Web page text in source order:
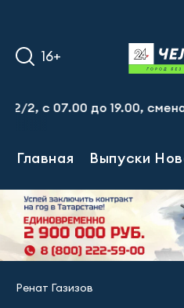
16+
07.00 до 19.00, смена -
Главная Выпуски
Ренат Газизов